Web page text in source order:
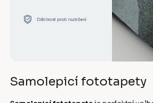
Samolepicí fototapety